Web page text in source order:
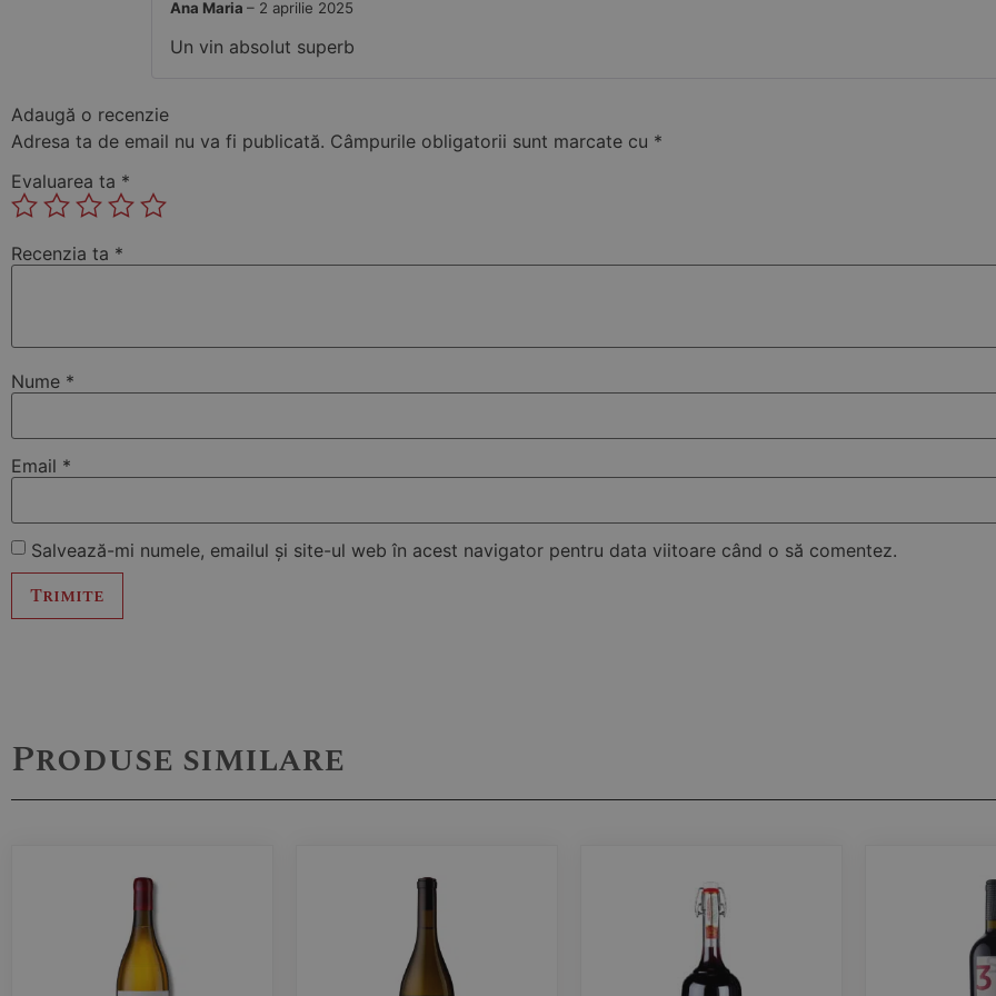
Ana Maria – 2 aprilie 2025
Un vin absolut superb
Adaugă o recenzie
Adresa ta de email nu va fi publicată. Câmpurile obligatorii sunt marcate cu *
Evaluarea ta *
Recenzia ta *
Nume *
Email *
Salvează-mi numele, emailul și site-ul web în acest navigator pentru data viitoare când o să comentez.
Produse similare